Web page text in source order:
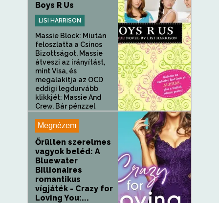
Boys R Us
LISI HARRISON
Massie Block: Miután
feloszlatta a Csinos
Bizottságot, Massie
átveszi az irányítást,
mint Visa, és
megalakítja az OCD
eddigi legdurvább
klikkjét: Massie And
Crew. Bár pénzzel
Megnézem
Őrülten szerelmes
vagyok beléd: A
Bluewater
Billionaires
romantikus
vígjáték - Crazy for
Loving You:...